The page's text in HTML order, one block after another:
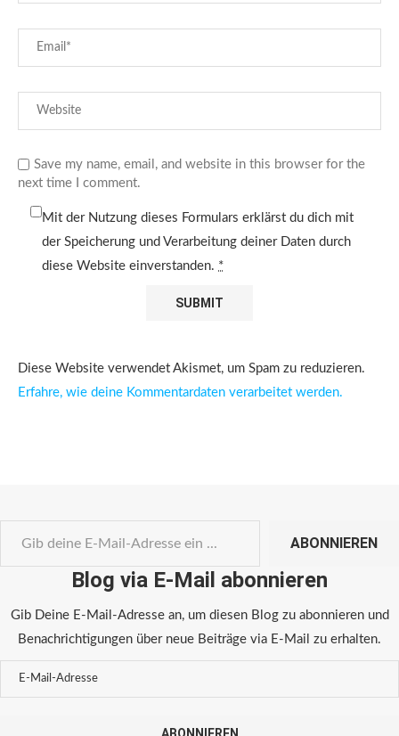
Save my name, email, and website in this browser for the
next time I comment.
Mit der Nutzung dieses Formulars erklärst du dich mit
der Speicherung und Verarbeitung deiner Daten durch
diese Website einverstanden. *
Diese Website verwendet Akismet, um Spam zu reduzieren.
Erfahre, wie deine Kommentardaten verarbeitet werden.
ABONNIEREN
Blog via E-Mail abonnieren
Gib Deine E-Mail-Adresse an, um diesen Blog zu abonnieren und
Benachrichtigungen über neue Beiträge via E-Mail zu erhalten.